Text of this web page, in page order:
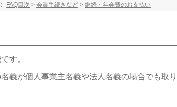
FAQ目次 > 会員手続きなど > 継続・年会費のお支払い
す。
義が個人事業主名義や法人名義の場合でも取り